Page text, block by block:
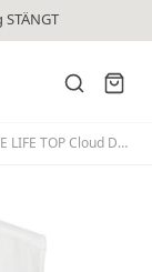
TOP Cloud Dancer